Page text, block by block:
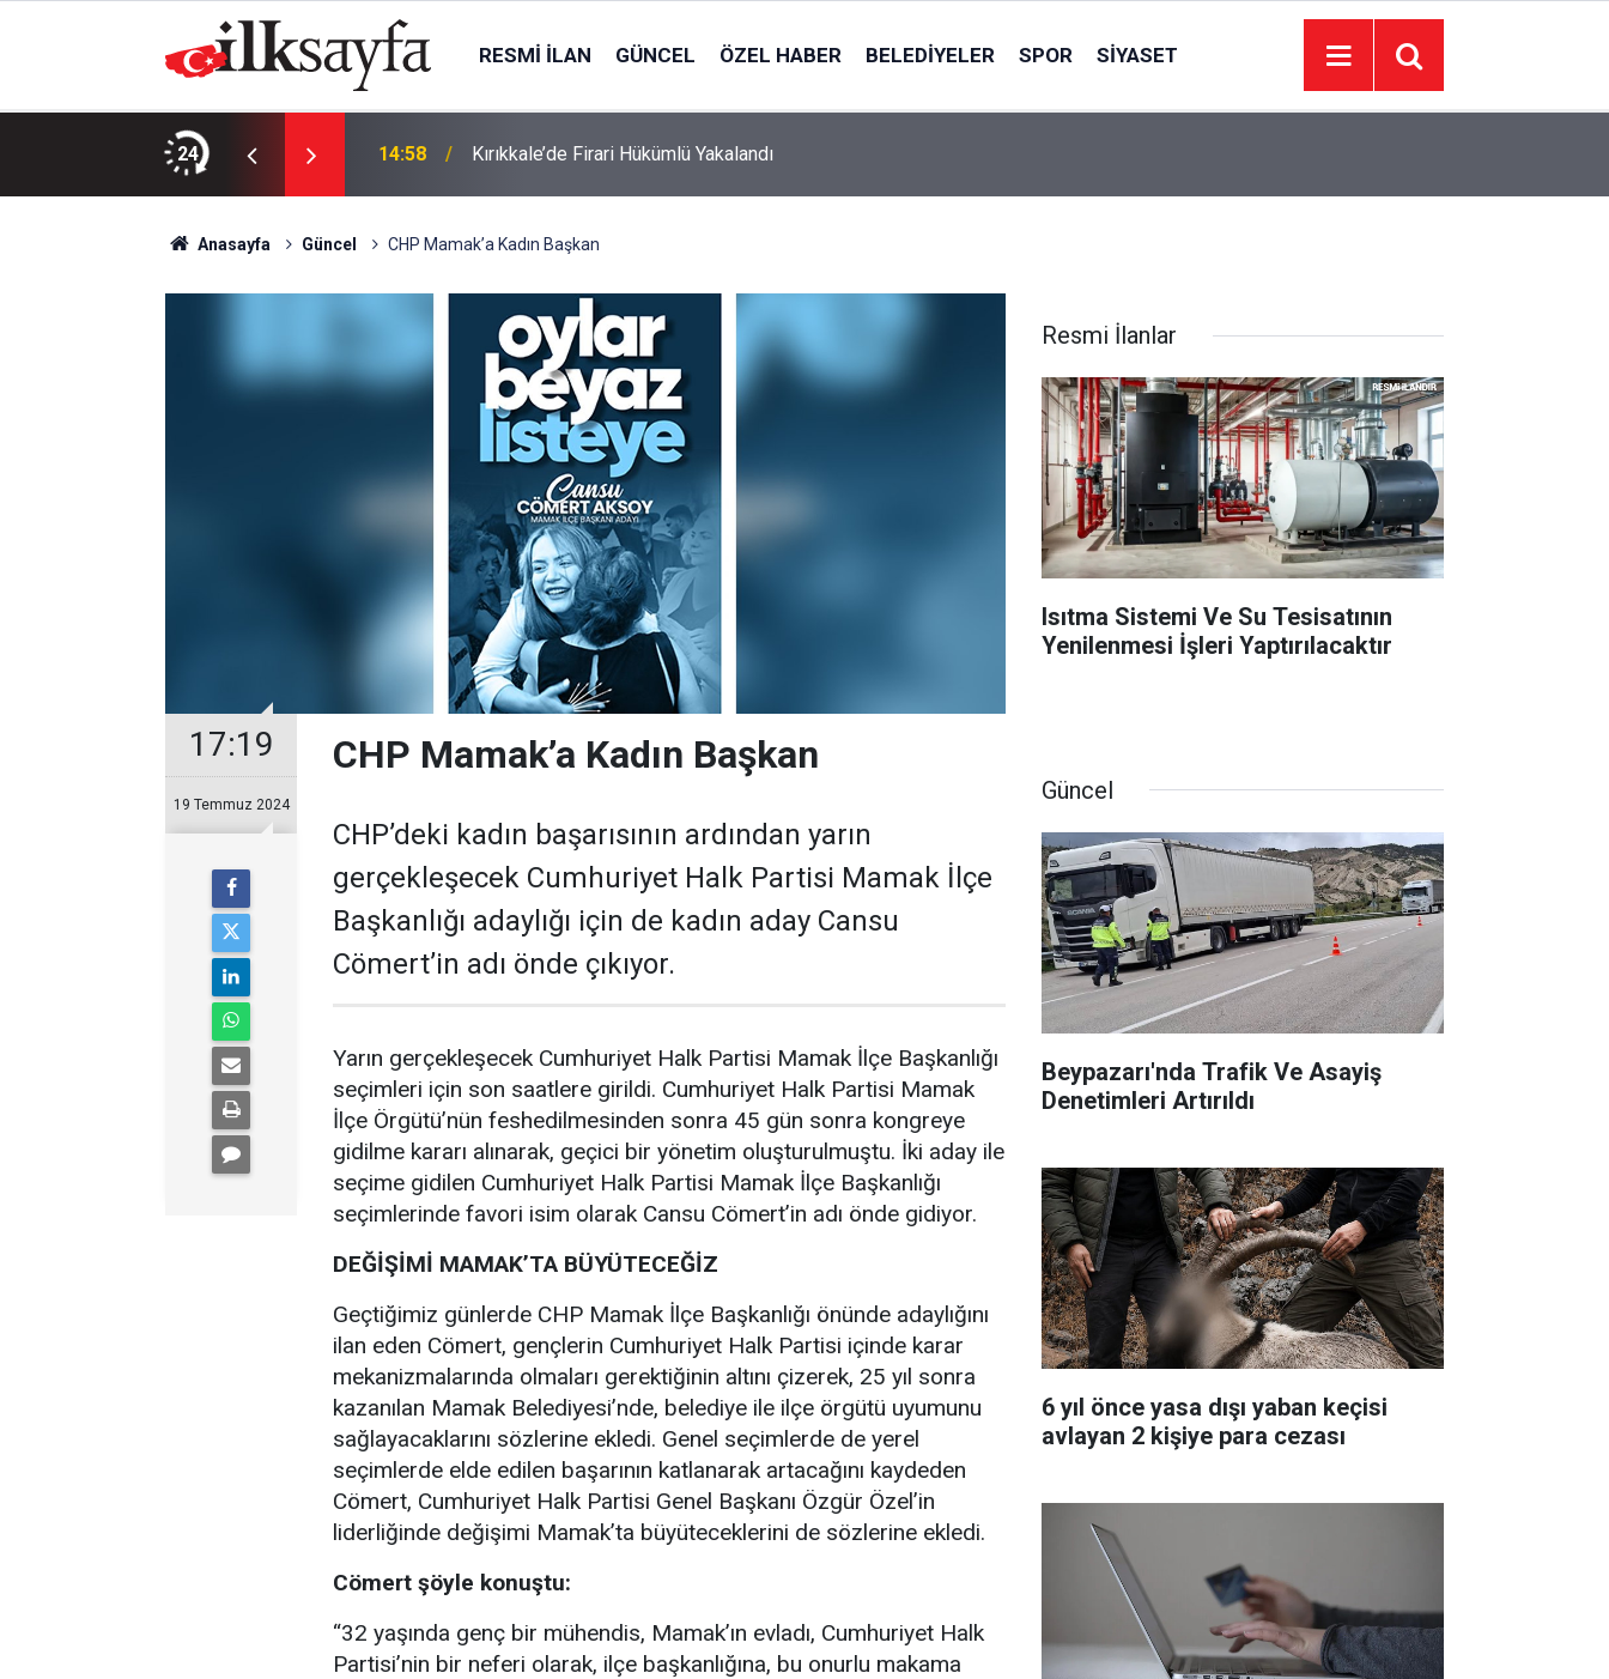
RESMI İLAN GÜNCEL ÖZEL HABER BELEDIYELER SPOR SIYASET
24 14:58 Kırıkkale’de Firari Hükümlü Yakalandı
Anasayfa Güncel CHP Mamak’a Kadın Başkan
17:19
19 Temmuz 2024
CHP Mamak’a Kadın Başkan
CHP’deki kadın başarısının ardından yarın
gerçekleşecek Cumhuriyet Halk Partisi Mamak İlçe
Başkanlığı adaylığı için de kadın aday Cansu
Cömert’in adı önde çıkıyor.
Yarın gerçekleşecek Cumhuriyet Halk Partisi Mamak İlçe Başkanlığı
seçimleri için son saatlere girildi. Cumhuriyet Halk Partisi Mamak
İlçe Örgütü’nün feshedilmesinden sonra 45 gün sonra kongreye
gidilme kararı alınarak, geçici bir yönetim oluşturulmuştu. İki aday ile
seçime gidilen Cumhuriyet Halk Partisi Mamak İlçe Başkanlığı
seçimlerinde favori isim olarak Cansu Cömert’in adı önde gidiyor.
DEĞİŞİMİ MAMAK’TA BÜYÜTECEĞİZ
Geçtiğimiz günlerde CHP Mamak İlçe Başkanlığı önünde adaylığını
ilan eden Cömert, gençlerin Cumhuriyet Halk Partisi içinde karar
mekanizmalarında olmaları gerektiğinin altını çizerek, 25 yıl sonra
kazanılan Mamak Belediyesi’nde, belediye ile ilçe örgütü uyumunu
sağlayacaklarını sözlerine ekledi. Genel seçimlerde de yerel
seçimlerde elde edilen başarının katlanarak artacağını kaydeden
Cömert, Cumhuriyet Halk Partisi Genel Başkanı Özgür Özel’in
liderliğinde değişimi Mamak’ta büyüteceklerini de sözlerine ekledi.
Cömert şöyle konuştu:
“32 yaşında genç bir mühendis, Mamak’ın evladı, Cumhuriyet Halk
Partisi’nin bir neferi olarak, ilçe başkanlığına, bu onurlu makama
Resmi İlanlar
Isıtma Sistemi Ve Su Tesisatının
Yenilenmesi İşleri Yaptırılacaktır
Güncel
Beypazarı'nda Trafik Ve Asayiş
Denetimleri Artırıldı
6 yıl önce yasa dışı yaban keçisi
avlayan 2 kişiye para cezası